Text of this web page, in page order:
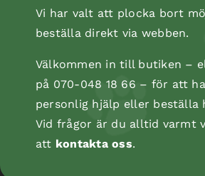
Vi har valt att plocka bort
beställa direkt via webben.
Välkommen in till butiken –
på 070-048 18 66 – för att
personlig hjälp eller beställa
Vid frågor är du alltid varmt
att kontakta oss.